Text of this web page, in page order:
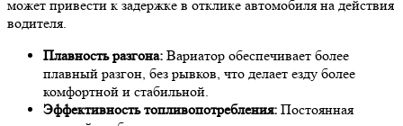
может привести к задержке в отклике автомобиля на действия
водителя.
Плавность разгона: Вариатор обеспечивает более
плавный разгон, без рывков, что делает езду более
комфортной и стабильной.
Эффективность топливопотребления: Постоянная